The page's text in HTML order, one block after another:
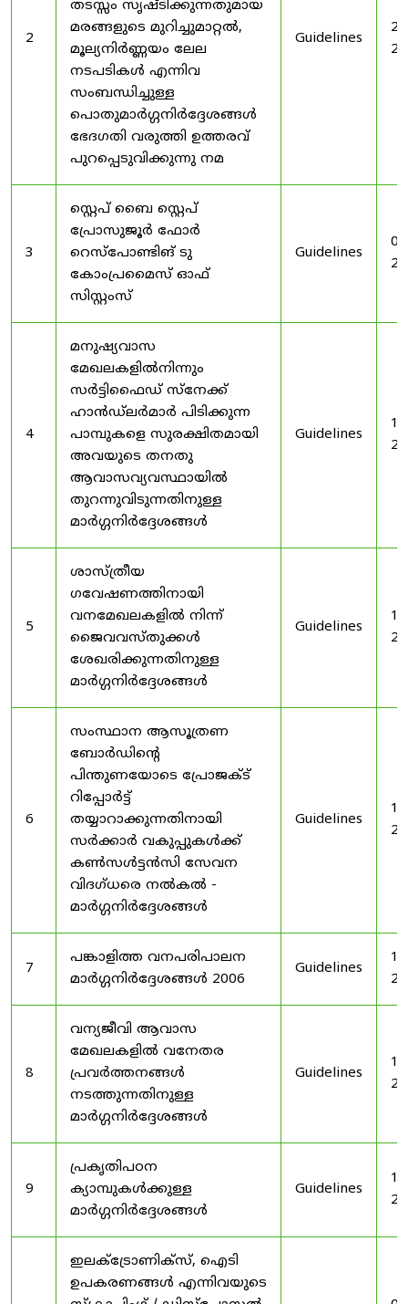
2
തടസ്സം സൃഷ്ടിക്കുന്നതുമായ
മരങ്ങളുടെ മുറിച്ചുമാറ്റൽ,
മൂല്യനിർണ്ണയം ലേല
നടപടികൾ എന്നിവ
സംബന്ധിച്ചുള്ള
പൊതുമാർഗ്ഗനിർദ്ദേശങ്ങൾ
ഭേദഗതി വരുത്തി ഉത്തരവ്
പുറപ്പെടുവിക്കുന്നു നമ
Guidelines
3
സ്റ്റെപ് ബൈ സ്റ്റെപ്
പ്രോസുജൂർ ഫോർ
റെസ്‌പോണ്ടിങ് ടു
കോംപ്രമൈസ് ഓഫ്
സിസ്റ്റംസ്
Guidelines
4
മനുഷ്യവാസ
മേഖലകളിൽനിന്നും
സർട്ടിഫൈഡ് സ്നേക്ക്
ഹാൻഡ്‌ലർമാർ പിടിക്കുന്ന
പാമ്പുകളെ സുരക്ഷിതമായി
അവയുടെ തനതു
ആവാസവ്യവസ്ഥായിൽ
തുറന്നുവിടുന്നതിനുള്ള
മാർഗ്ഗനിർദ്ദേശങ്ങൾ
Guidelines
5
ശാസ്ത്രീയ
ഗവേഷണത്തിനായി
വനമേഖലകളിൽ നിന്ന്
ജൈവവസ്തുക്കൾ
ശേഖരിക്കുന്നതിനുള്ള
മാർഗ്ഗനിർദ്ദേശങ്ങൾ
Guidelines
6
സംസ്ഥാന ആസൂത്രണ
ബോർഡിൻ്റെ
പിന്തുണയോടെ പ്രോജക്ട്
റിപ്പോർട്ട്
തയ്യാറാക്കുന്നതിനായി
സർക്കാർ വകുപ്പുകൾക്ക്
കൺസൾട്ടൻസി സേവന
വിദഗ്ധരെ നൽകൽ -
മാർഗ്ഗനിർദ്ദേശങ്ങൾ
Guidelines
7
പങ്കാളിത്ത വനപരിപാലന
മാർഗ്ഗനിർദ്ദേശങ്ങൾ 2006
Guidelines
8
വന്യജീവി ആവാസ
മേഖലകളിൽ വനേതര
പ്രവർത്തനങ്ങൾ
നടത്തുന്നതിനുള്ള
മാർഗ്ഗനിർദ്ദേശങ്ങൾ
Guidelines
9
പ്രകൃതിപഠന
ക്യാമ്പുകൾക്കുള്ള
മാർഗ്ഗനിർദ്ദേശങ്ങൾ
Guidelines
ഇലക്‌ട്രോണിക്‌സ്, ഐടി
ഉപകരണങ്ങൾ എന്നിവയുടെ